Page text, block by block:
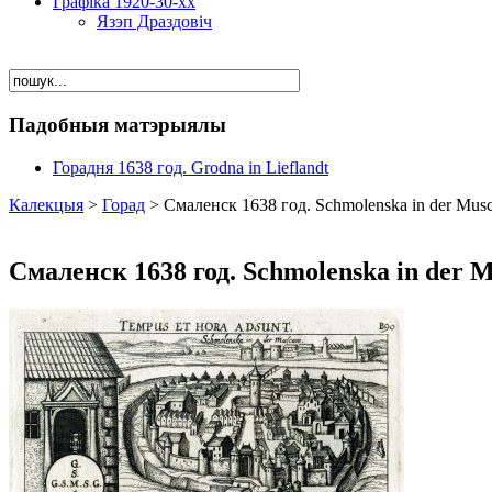
Язэп Драздовіч
Падобныя матэрыялы
Горадня 1638 год. Grodna in Lieflandt
Калекцыя > Горад > Смаленск 1638 год. Schmolenska in der
Смаленск 1638 год. Schmolenska in der